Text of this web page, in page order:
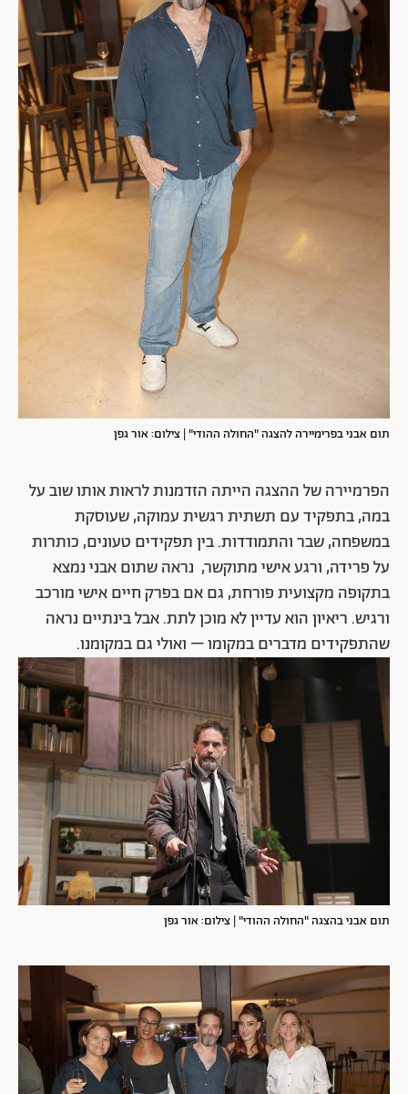
תום אבני בפרימיירה להצגה "החולה ההודי" | צילום: אור גפן
הפרמיירה של ההצגה הייתה הזדמנות לראות אותו שוב על
במה, בתפקיד עם תשתית רגשית עמוקה, שעוסקת
במשפחה, שבר והתמודדות. בין תפקידים טעונים, כותרות
על פרידה, ורגע אישי מתוקשר, נראה שתום אבני נמצא
בתקופה מקצועית פורחת, גם אם בפרק חיים אישי מורכב
ורגיש. ריאיון הוא עדיין לא מוכן לתת. אבל בינתיים נראה
שהתפקידים מדברים במקומו – ואולי גם במקומנו.
תום אבני בהצגה "החולה ההודי" | צילום: אור גפן